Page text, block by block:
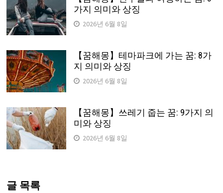
가지 의미와 상징
2026년 6월 8일
【꿈해몽】테마파크에 가는 꿈: 8가
지 의미와 상징
2026년 6월 8일
【꿈해몽】쓰레기 줍는 꿈: 9가지 의
미와 상징
2026년 6월 8일
글 목록